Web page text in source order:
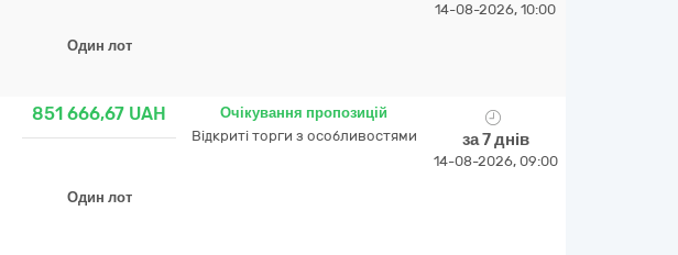
Один лот
14-08-2026, 10:00
851 666,67 UAH
Один лот
Очікування пропозицій
Відкриті торги з особливостями
за 7 днів
14-08-2026, 09:00